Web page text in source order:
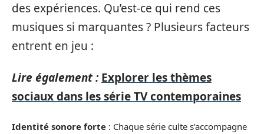
des expériences. Qu’est-ce qui rend ces
musiques si marquantes ? Plusieurs facteurs
entrent en jeu :
Lire également : Explorer les thèmes
sociaux dans les série TV contemporaines
Identité sonore forte : Chaque série culte s’accompagne